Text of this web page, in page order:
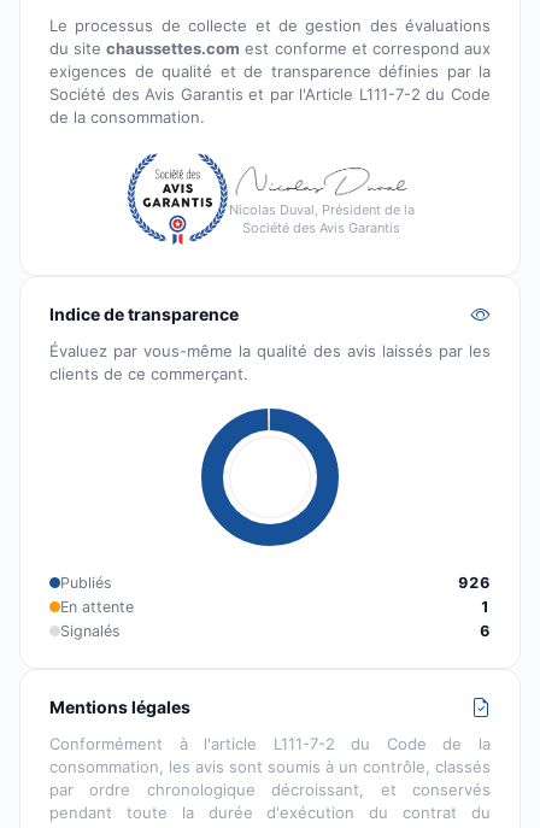
Le processus de collecte et de gestion des évaluations
du sitechaussettes.com est conforme et correspond aux
exigences de qualité et de transparence définies par la
Société des Avis Garantis et par l'Article L111-7-2 du Code
de la consommation.
Nicolas Duval, Président de la
Société des Avis Garantis
Indice de transparence
Évaluez par vous-même la qualité des avis laissés par les
clients de ce commerçant.
Publiés
926
En attente
1
Signalés
6
Mentions légales
Conformément à l'article L111-7-2 du Code de la
consommation, les avis sont soumis à un contrôle, classés
par ordre chronologique décroissant, et conservés
pendant toute la durée d'exécution du contrat du